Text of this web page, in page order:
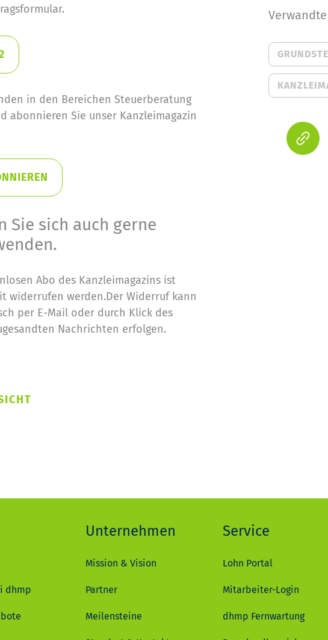
in den Bereichen Steuerberatung
abonnieren Sie unser Kanzleimagazin
Sie sich auch gerne
Abo des Kanzleimagazins ist
widerrufen werden.Der Widerruf kann
per E-Mail oder durch Klick des
Nachrichten erfolgen.
dhmp
Unternehmen
Mission & Vision
Partner
Meilensteine
Service
Lohn Portal
Mitarbeiter-Login
dhmp Fernwartung